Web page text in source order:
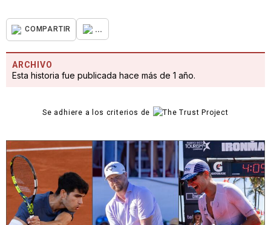
COMPARTIR ...
ARCHIVO
Esta historia fue publicada hace más de 1 año.
Se adhiere a los criterios de